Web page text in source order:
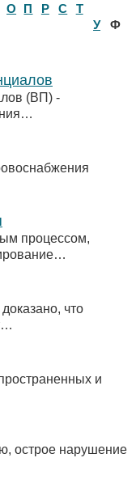
О П Р С
Т
У
Ф
(ВП) -
процессом,
что
и
острое нарушение